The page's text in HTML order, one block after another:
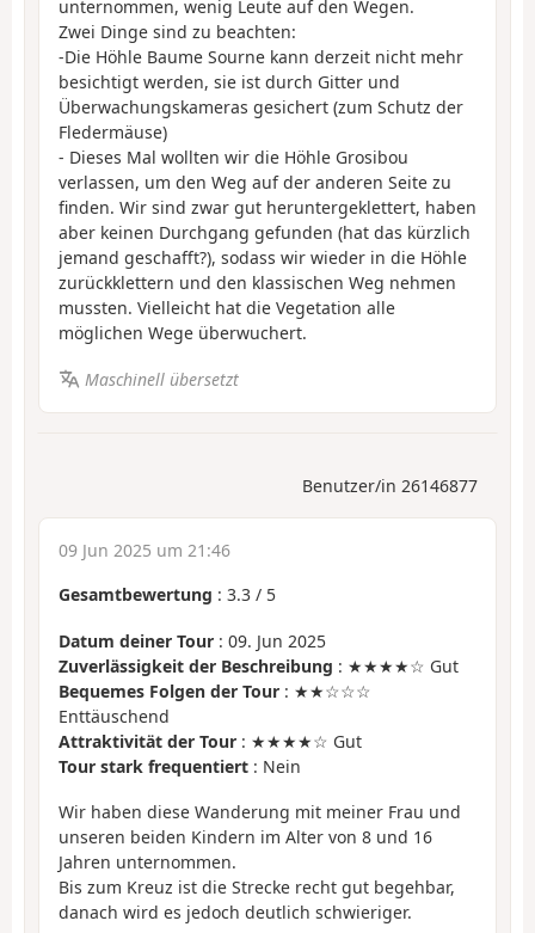
unternommen, wenig Leute auf den Wegen.
Zwei Dinge sind zu beachten:
-Die Höhle Baume Sourne kann derzeit nicht mehr
besichtigt werden, sie ist durch Gitter und
Überwachungskameras gesichert (zum Schutz der
Fledermäuse)
- Dieses Mal wollten wir die Höhle Grosibou
verlassen, um den Weg auf der anderen Seite zu
finden. Wir sind zwar gut heruntergeklettert, haben
aber keinen Durchgang gefunden (hat das kürzlich
jemand geschafft?), sodass wir wieder in die Höhle
zurückklettern und den klassischen Weg nehmen
mussten. Vielleicht hat die Vegetation alle
möglichen Wege überwuchert.
Maschinell übersetzt
Benutzer/in 26146877
09 Jun 2025 um 21:46
Gesamtbewertung : 3.3 / 5
Datum deiner Tour : 09. Jun 2025
Zuverlässigkeit der Beschreibung : ★★★★☆ Gut
Bequemes Folgen der Tour : ★★☆☆☆
Enttäuschend
Attraktivität der Tour : ★★★★☆ Gut
Tour stark frequentiert : Nein
Wir haben diese Wanderung mit meiner Frau und
unseren beiden Kindern im Alter von 8 und 16
Jahren unternommen.
Bis zum Kreuz ist die Strecke recht gut begehbar,
danach wird es jedoch deutlich schwieriger.